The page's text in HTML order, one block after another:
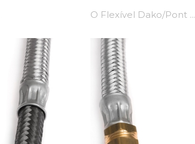
O Flexível Dako/Pont ...